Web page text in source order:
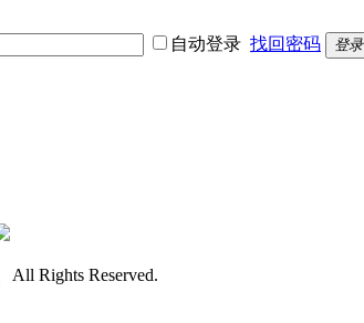
自动登录 找回密码 登录
All Rights Reserved.